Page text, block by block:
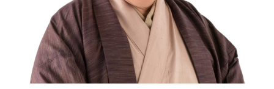
そういったものを絶やさずに「自分だけでやっていくぞ！」
みたいな気持ちと、私がお家で音楽を作っているとき
の……“色”かな？ その色がすごく一致している部分があったの
で、今回はアニメのエンディングテーマとして曲を書かせて
もらったんですけど、結構パーソナルな部分が出た作品にな
りました。
とかね。いろいろとシフトがあるから、身体のコンディショ
ンを持っていくのがとっても大変だと思うの。
これ、ばかにならなくて、私、いつもフィジカルとスピリチ
ュアルというものは、いつも同じく同等に思わなきゃダメだ
と言っているんです。昔から「健全な身体に健全な精神宿